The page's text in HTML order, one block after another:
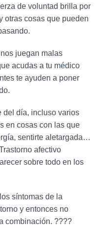
de voluntad brilla por
otras cosas que pueden
juegan malas
acudas a tu médico
te ayuden a poner
del día, incluso varios
en cosas con las que
sentirte aletargada…
afectivo
sobre todo en los
síntomas de la
y entonces no
combinación. ????